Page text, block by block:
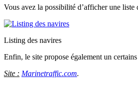
Vous avez la possibilité d’afficher une liste
Listing des navires
Enfin, le site propose également un
Site : Marinetraffic.com.